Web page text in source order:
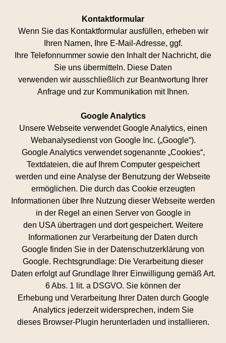
Kontaktformular
Wenn Sie das Kontaktformular ausfüllen, erheben wir
Ihren Namen, Ihre E-Mail-Adresse, ggf.
Ihre Telefonnummer sowie den Inhalt der Nachricht, die
Sie uns übermitteln. Diese Daten
verwenden wir ausschließlich zur Beantwortung Ihrer
Anfrage und zur Kommunikation mit Ihnen.
Google Analytics
Unsere Webseite verwendet Google Analytics, einen
Webanalysedienst von Google Inc. („Google“).
Google Analytics verwendet sogenannte „Cookies“,
Textdateien, die auf Ihrem Computer gespeichert
werden und eine Analyse der Benutzung der Webseite
ermöglichen. Die durch das Cookie erzeugten
Informationen über Ihre Nutzung dieser Webseite werden
in der Regel an einen Server von Google in
den USA übertragen und dort gespeichert. Weitere
Informationen zur Verarbeitung der Daten durch
Google finden Sie in der Datenschutzerklärung von
Google. Rechtsgrundlage: Die Verarbeitung dieser
Daten erfolgt auf Grundlage Ihrer Einwilligung gemäß Art.
6 Abs. 1 lit. a DSGVO. Sie können der
Erhebung und Verarbeitung Ihrer Daten durch Google
Analytics jederzeit widersprechen, indem Sie
dieses Browser-Plugin herunterladen und installieren.